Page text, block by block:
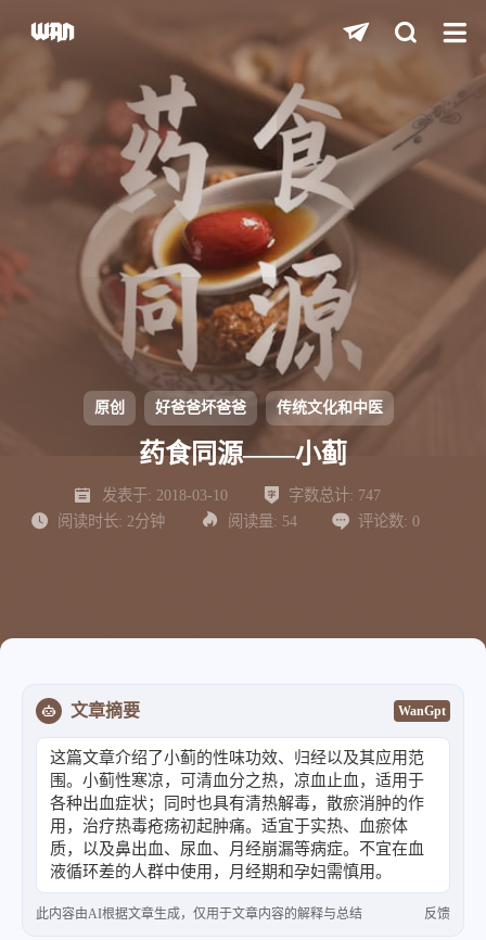
K 关闭快捷键功能
打开中控台
M 播放/暂停音乐
D 深色/浅色显示模式
S 站内搜索
随机访问
L 友链页面
原创 好爸爸坏爸爸 传统文化和中医
药食同源——小蓟
发表于: 2018-03-10 字数总计: 747
阅读时长: 2分钟 阅读量: 54 评论数: 0
文章摘要 WanGpt
这篇文章介绍了小蓟的性味功效、归经以及其应用范
围。小蓟性寒凉，可清血分之热，凉血止血，适用于
各种出血症状；同时也具有清热解毒，散瘀消肿的作
用，治疗热毒疮疡初起肿痛。适宜于实热、血瘀体
质，以及鼻出血、尿血、月经崩漏等病症。不宜在血
液循环差的人群中使用，月经期和孕妇需慎用。
此内容由AI根据文章生成，仅用于文章内容的解释与总结 反馈